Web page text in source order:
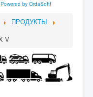
Powered by OrdaSoft!
ПРОДУКТЫ
V